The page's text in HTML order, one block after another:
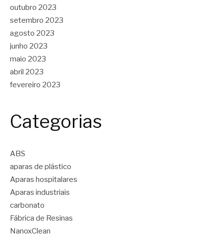
outubro 2023
setembro 2023
agosto 2023
junho 2023
maio 2023
abril 2023
fevereiro 2023
Categorias
ABS
aparas de plástico
Aparas hospitalares
Aparas industriais
carbonato
Fábrica de Resinas
NanoxClean